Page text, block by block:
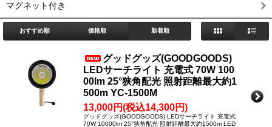
マグネット付き
おすすめ順 価格順 新着順
グッドグッズ(GOODGOODS)
LEDサーチライト 充電式 70W 100
00lm 25°狭角配光 照射距離最大約1
500m YC-1500M
13,000円(税込14,300円)
グッドグッズ(GOODGOODS) LEDサーチライト 充電式
70W 10000lm 25°狭角配光 照射距離最大約1500m LED